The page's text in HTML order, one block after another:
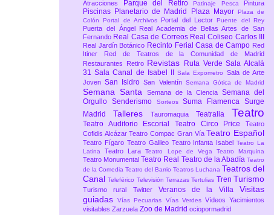
Atracciones
Parque del Retiro Patinaje Pesca Pintura
Piscinas Planetario de Madrid Plaza Mayor
Plaza de
Colón Portal de Archivos Portal del LectorPuente del Rey
Puerta del Ángel
Real Academia de Bellas Artes de San
Fernando Real Casa de Correos Real Coliseo Carlos III
Real Jardín Botánico Recinto Ferial Casa de Campo Red
Itiner
Red de Teatros de la Comunidad de Madrid
Restaurantes
Retiro Revistas Ruta VerdeSala Alcalá
31Sala Canal de Isabel IISala Expometro Sala de Arte
JovenSan IsidroSan Valentín Semana Gótica de Madrid
Semana Santa Semana de la Ciencia Semana del
Orgullo Senderismo SorteosSuma FlamencaSurge
Madrid Talleres Tauromaquia Teatralia Teatro
Teatro Auditorio Escorial Teatro Circo Price Teatro
Cofidis AlcázarTeatro Compac Gran Vía Teatro Español
Teatro Fígaro Teatro Galileo Teatro Infanta IsabelTeatro La
Latina Teatro LaraTeatro Lope de Vega Teatro Marquina
Teatro Monumental Teatro Real Teatro de la Abadía Teatro
de la Comedia Teatro del Barrio Teatros Luchana Teatros del
CanalTeleférico TelevisiónTerrazasTertulias Tren Turismo
Turismo rural Twitter Veranos de la VillaVisitas
guiadasVías Pecuarias Vías Verdes VídeosYacimientos
visitables Zarzuela Zoo de Madrid ociopormadrid